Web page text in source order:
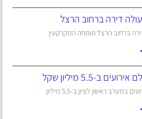
דירה ברחוב הרצל
ברחוב הרצל מומחה המקרקעין
ב-5.5 מיליון שקל
ראשון לציון ב-5.5 מיליון